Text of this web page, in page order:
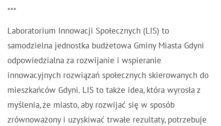
***
Laboratorium Innowacji Społecznych (LIS) to
samodzielna jednostka budżetowa Gminy Miasta Gdyni
odpowiedzialna za rozwijanie i wspieranie
innowacyjnych rozwiązań społecznych skierowanych do
mieszkańców Gdyni. LIS to także idea, która wyrosła z
myślenia, że miasto, aby rozwijać się w sposób
zrównoważony i uzyskiwać trwałe rezultaty, potrzebuje